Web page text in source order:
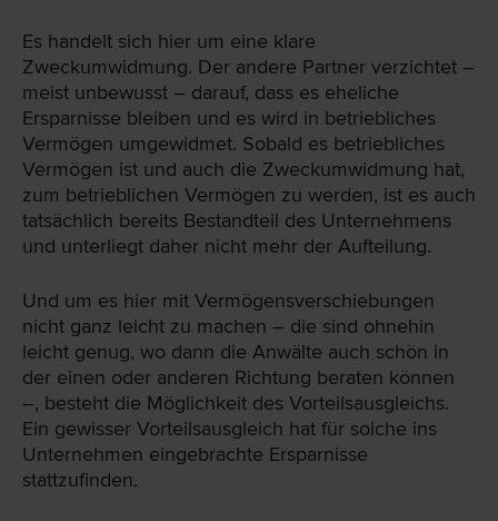
Es handelt sich hier um eine klare
Zweckumwidmung. Der andere Partner verzichtet –
meist unbewusst – darauf, dass es eheliche
Ersparnisse bleiben und es wird in betriebliches
Vermögen umgewidmet. Sobald es betriebliches
Vermögen ist und auch die Zweckumwidmung hat,
zum betrieblichen Vermögen zu werden, ist es auch
tatsächlich bereits Bestandteil des Unternehmens
und unterliegt daher nicht mehr der Aufteilung.
Und um es hier mit Vermögensverschiebungen
nicht ganz leicht zu machen – die sind ohnehin
leicht genug, wo dann die Anwälte auch schön in
der einen oder anderen Richtung beraten können
–, besteht die Möglichkeit des Vorteilsausgleichs.
Ein gewisser Vorteilsausgleich hat für solche ins
Unternehmen eingebrachte Ersparnisse
stattzufinden.